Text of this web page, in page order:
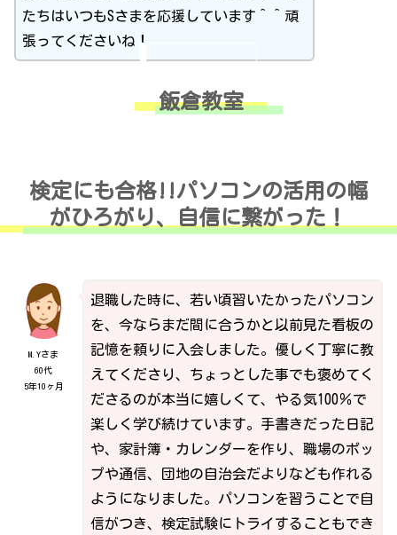
たちはいつもSさまを応援しています＾＾頑
張ってくださいね！
飯倉教室
検定にも合格!!パソコンの活用の幅
がひろがり、自信に繋がった！
M.Yさま
60代
5年10ヶ月
退職した時に、若い頃習いたかったパソコン
を、今ならまだ間に合うかと以前見た看板の
記憶を頼りに入会しました。優しく丁寧に教
えてくださり、ちょっとした事でも褒めてく
ださるのが本当に嬉しくて、やる気100％で
楽しく学び続けています。手書きだった日記
や、家計簿・カレンダーを作り、職場のポッ
プや通信、団地の自治会だよりなども作れる
ようになりました。パソコンを習うことで自
信がつき、検定試験にトライすることもでき